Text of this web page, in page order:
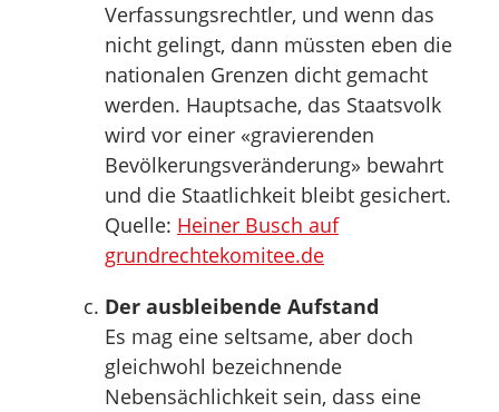
Verfassungsrechtler, und wenn das
nicht gelingt, dann müssten eben die
nationalen Grenzen dicht gemacht
werden. Hauptsache, das Staatsvolk
wird vor einer «gravierenden
Bevölkerungsveränderung» bewahrt
und die Staatlichkeit bleibt gesichert.
Quelle: Heiner Busch auf
grundrechtekomitee.de
Der ausbleibende Aufstand
Es mag eine seltsame, aber doch
gleichwohl bezeichnende
Nebensächlichkeit sein, dass eine